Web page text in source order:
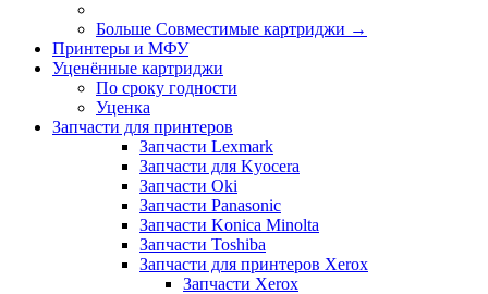
Больше Совместимые картриджи →
Принтеры и МФУ
Уценённые картриджи
По сроку годности
Уценка
Запчасти для принтеров
Запчасти Lexmark
Запчасти для Kyocera
Запчасти Oki
Запчасти Panasonic
Запчасти Koniсa Minolta
Запчасти Toshiba
Запчасти для принтеров Xerox
Запчасти Xerox